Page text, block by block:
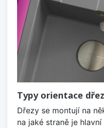
Typy orientace
Dřezy se montují na
na jaké straně je